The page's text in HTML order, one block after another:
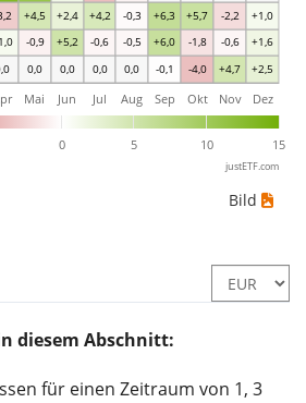
0,0 0,0 0,0 0,0 -0,1 -4,0 +4,7 +2,5
-0,9 +5,2 -0,6 -0,5 +6,0 -1,8 -0,6 +1,6
+4,5 +2,4 +4,2 -0,3 +6,3 +5,7 -2,2 +1,0
0 5 10 15
Mai Jun Jul Aug Sep Okt Nov Dez
justETF.com
Bild
diesem Abschnitt:
für einen Zeitraum von 1, 3